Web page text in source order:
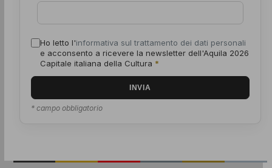
Ho letto l'informativa sul trattamento dei dati personali
e acconsento a ricevere la newsletter dell'Aquila 2026
Capitale italiana della Cultura *
* campo obbligatorio